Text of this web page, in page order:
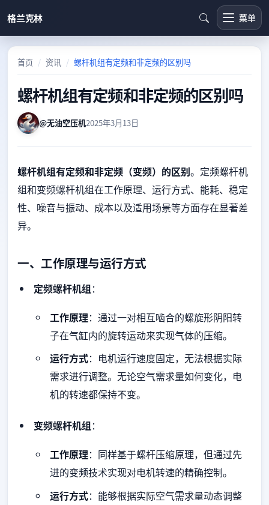
格兰克林 菜单
首页 资讯 螺杆机组有定频和非定频的区别吗
螺杆机组有定频和非定频的区别吗
@无油空压机2025年3月13日
螺杆机组有定频和非定频（变频）的区别。定频螺杆机
组和变频螺杆机组在工作原理、运行方式、能耗、稳定
性、噪音与振动、成本以及适用场景等方面存在显著差
异。
一、工作原理与运行方式
定频螺杆机组：
工作原理：通过一对相互啮合的螺旋形阴阳转
子在气缸内的旋转运动来实现气体的压缩。
运行方式：电机运行速度固定，无法根据实际
需求进行调整。无论空气需求量如何变化，电
机的转速都保持不变。
变频螺杆机组：
工作原理：同样基于螺杆压缩原理，但通过先
进的变频技术实现对电机转速的精确控制。
运行方式：能够根据实际空气需求量动态调整